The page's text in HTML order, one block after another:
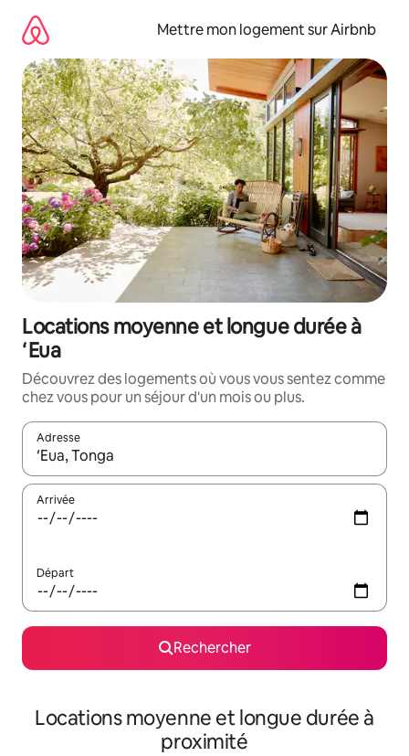
directement
contenu
Mettre mon logement sur Airbnb
Locations moyenne et longue durée à
ʻEua
Découvrez des logements où vous vous sentez comme
chez vous pour un séjour d'un mois ou plus.
Adresse
Lorsque les résultats s'affichent, utilisez les flèches vers le
Arrivée
Départ
Rechercher
Locations moyenne et longue durée à
proximité